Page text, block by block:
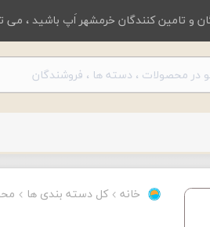
و تامین کنندگان خرمشهر اَپ باشید ، می
خانه کل دسته بندی ها